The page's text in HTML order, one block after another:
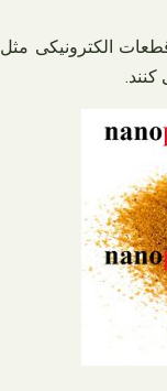
الکترونیکی مثل